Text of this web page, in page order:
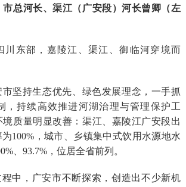
总河长、渠江（广安段）河长曾卿（左
川东部，嘉陵江、渠江、御临河穿境而
坚持生态优先、绿色发展理念，一手抓
，持续高效推进河湖治理与管理保护工
质量明显改善：渠江、嘉陵江广安段出
100%，城市、乡镇集中式饮用水源地水
、93.7%，位居全省前列。
程中，广安市不断探索，创造出不少新机